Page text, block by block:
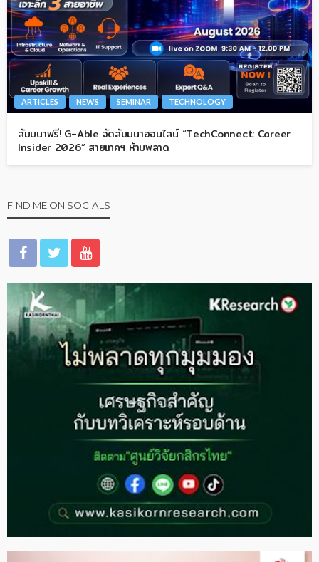
ARTICLES NEWS SEMINAR TECHNOLOGY
สัมมนาฟรี! G-Able จัดสัมมนาออนไลน์ “TechConnect: Career
Insider 2026” สายเทคฯ ห้ามพลาด
FIND ME ON SOCIALS